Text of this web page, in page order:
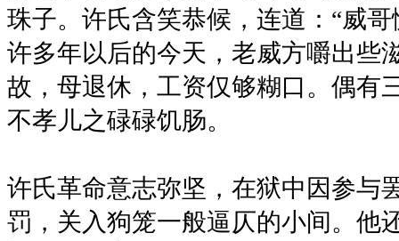
珠子。许氏含笑恭候，连道：“威
许多年以后的今天，老威方嚼出些
故，母退休，工资仅够糊口。偶有
不孝儿之碌碌饥肠。
许氏革命意志弥坚，在狱中因参与
罚，关入狗笼一般逼仄的小间。他